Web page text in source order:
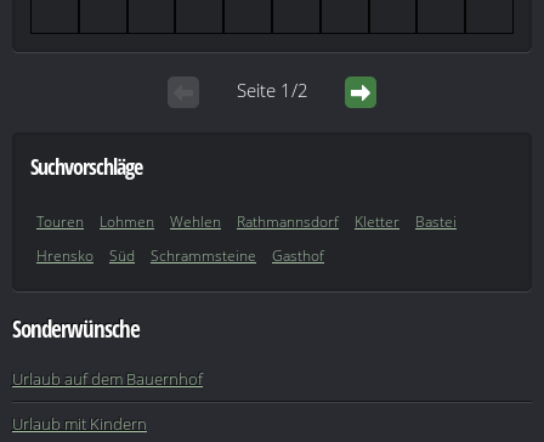
Seite 1/2
Suchvorschläge
Touren Lohmen Wehlen Rathmannsdorf Kletter
Bastei
Hrensko
Süd Schrammsteine Gasthof
Sonderwünsche
Urlaub auf dem Bauernhof
Urlaub mit Kindern